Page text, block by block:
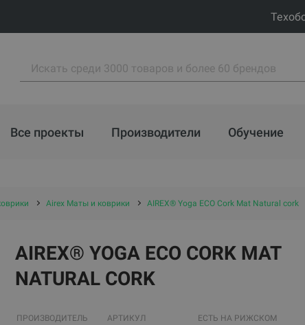
Все проекты Производители Обучение
Airex Маты и коврики AIREX® Yoga ECO Cork Mat Natural cork
AIREX® YOGA ECO CORK MAT
NATURAL CORK
ПРОИЗВОДИТЕЛЬ АРТИКУЛ
ЕСТЬ НА РИЖСКОМ